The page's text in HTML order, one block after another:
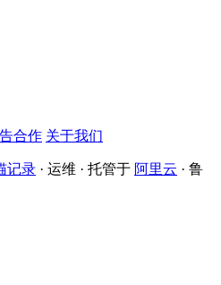
合作 关于我们
记录 · 运维 · 托管于 阿里云 · 鲁